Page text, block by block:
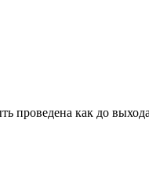
проведена как до